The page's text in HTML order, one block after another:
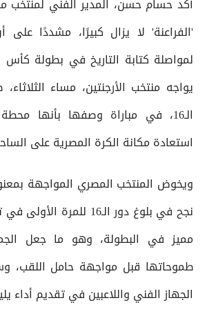
أكد حسام حسن، المدير الفني
'الفراعنة' لا يزال كبيرًا، مشددًا
يواجه منتخب الأرجنتين، مساء
الـ16، في مباراة وصفها بأنها
استعادة مكانة الكرة المصرية على
ويخوض المنتخب المصري المواجهة
نجح في بلوغ دور الـ16
مميز في البطولة، وهو ما جعل
طموحاتها قبل مواجهة حامل اللقب،
الجهاز الفني واللاعبين في تقديم أداء